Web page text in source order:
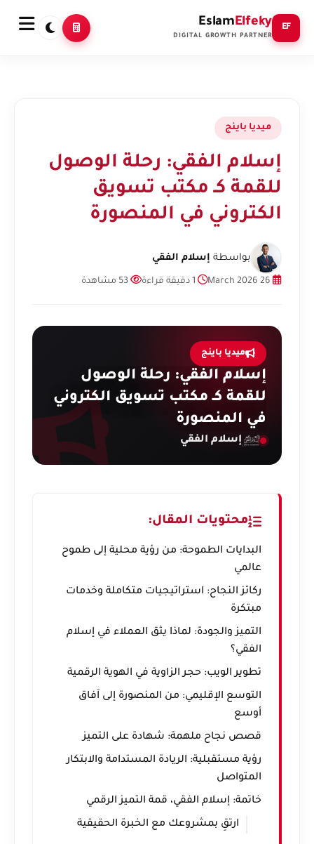
EF
EslamElfeky
DIGITAL GROWTH PARTNER
ميديا باينج
إسلام الفقي: رحلة الوصول
للقمة كـ مكتب تسويق
الكتروني في المنصورة
بواسطة إسلام الفقي
ميديا باينج
إسلام الفقي: رحلة الوصول
للقمة كـ مكتب تسويق الكتروني
في المنصورة
إسلام الفقي
محتويات المقال:
البدايات الطموحة: من رؤية محلية إلى طموح
عالمي
ركائز النجاح: استراتيجيات متكاملة وخدمات
مبتكرة
التميز والجودة: لماذا يثق العملاء في إسلام
الفقي؟
تطوير الويب: حجر الزاوية في الهوية الرقمية
التوسع الإقليمي: من المنصورة إلى آفاق
أوسع
قصص نجاح ملهمة: شهادة على التميز
رؤية مستقبلية: الريادة المستدامة والابتكار
المتواصل
خاتمة: إسلام الفقي، قمة التميز الرقمي
ارتقِ بمشروعك مع الخبرة الحقيقية